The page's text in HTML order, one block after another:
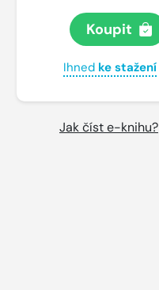
Koupit
Ihned ke stažení
Jak číst e-knihu?